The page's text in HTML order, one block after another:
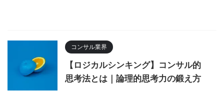
コンサル業界
【ロジカルシンキング】コンサル的
思考法とは｜論理的思考力の鍛え方